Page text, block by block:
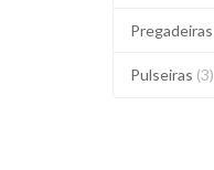
Pregadeiras
Pulseiras (3)